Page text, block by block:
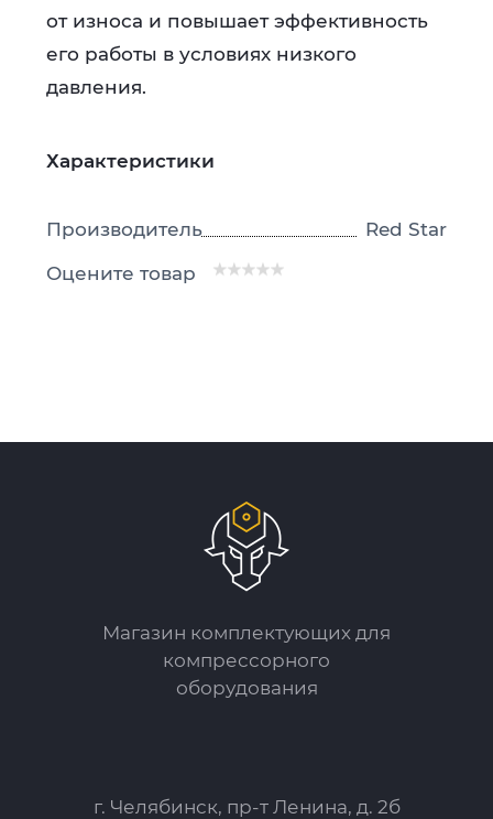
от износа и повышает эффективность
его работы в условиях низкого
давления.
Характеристики
Производитель
Red Star
Оцените товар
Магазин комплектующих для
компрессорного
оборудования
г. Челябинск, пр-т Ленина, д. 2б